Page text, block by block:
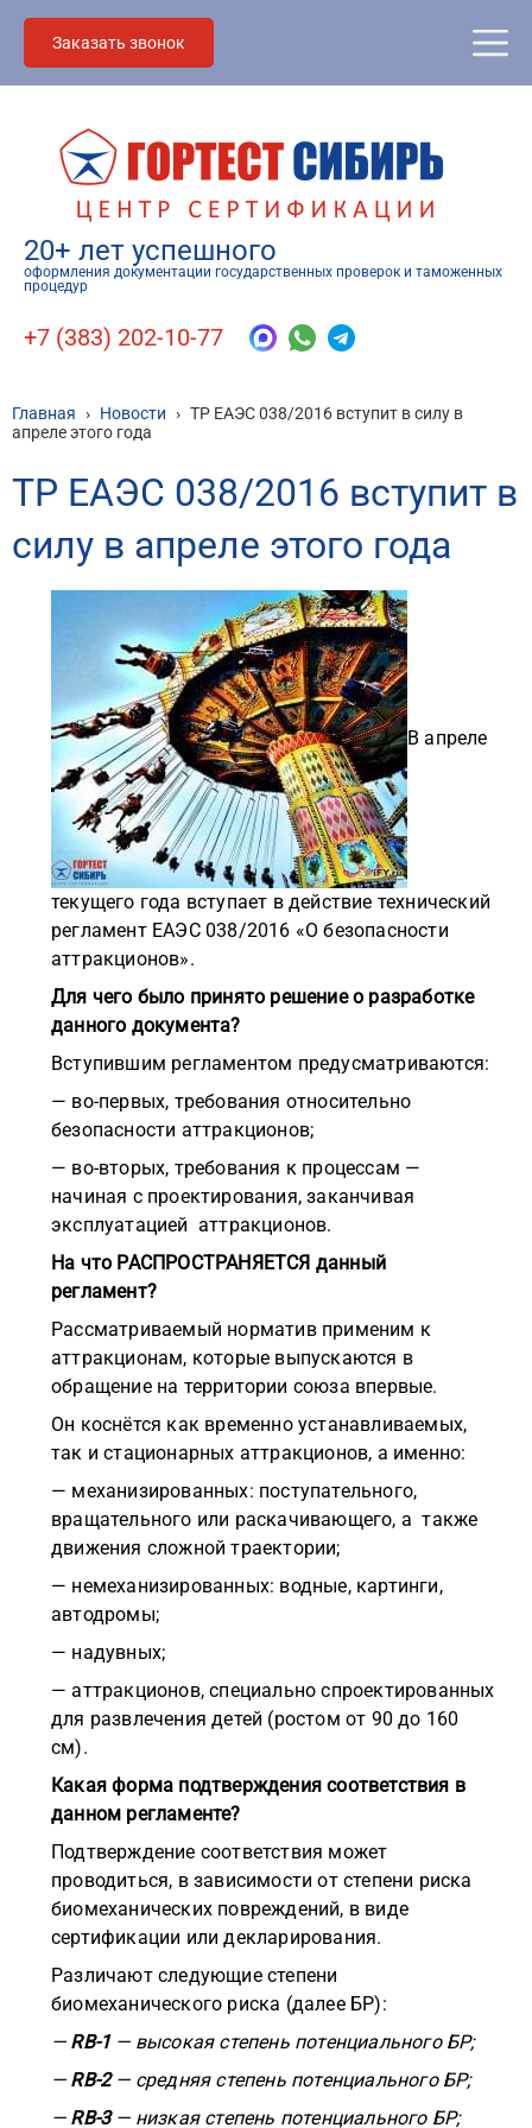
Заказать звонок
20+ лет успешного
оформления документации государственных проверок и таможенных
процедур
+7 (383) 202-10-77
Главная › Новости › ТР ЕАЭС 038/2016 вступит в силу в
апреле этого года
ТР ЕАЭС 038/2016 вступит в
силу в апреле этого года
В апреле
текущего года вступает в действие технический
регламент ЕАЭС 038/2016 «О безопасности
аттракционов».
Для чего было принято решение о разработке
данного документа?
Вступившим регламентом предусматриваются:
— во-первых, требования относительно
безопасности аттракционов;
— во-вторых, требования к процессам —
начиная с проектирования, заканчивая
эксплуатацией аттракционов.
На что РАСПРОСТРАНЯЕТСЯ данный
регламент?
Рассматриваемый норматив применим к
аттракционам, которые выпускаются в
обращение на территории союза впервые.
Он коснётся как временно устанавливаемых,
так и стационарных аттракционов, а именно:
— механизированных: поступательного,
вращательного или раскачивающего, а также
движения сложной траектории;
— немеханизированных: водные, картинги,
автодромы;
— надувных;
— аттракционов, специально спроектированных
для развлечения детей (ростом от 90 до 160
см).
Какая форма подтверждения соответствия в
данном регламенте?
Подтверждение соответствия может
проводиться, в зависимости от степени риска
биомеханических повреждений, в виде
сертификации или декларирования.
Различают следующие степени
биомеханического риска (далее БР):
— RB-1 — высокая степень потенциального БР;
— RB-2— средняя степень потенциального БР;
— RB-3— низкая степень потенциального БР;